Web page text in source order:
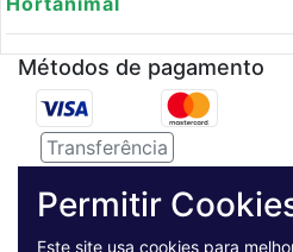
Métodos de pagamento
Transferência
Permitir
Este site usa cookies para